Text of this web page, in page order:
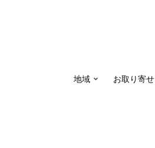
地域 お取り寄せ